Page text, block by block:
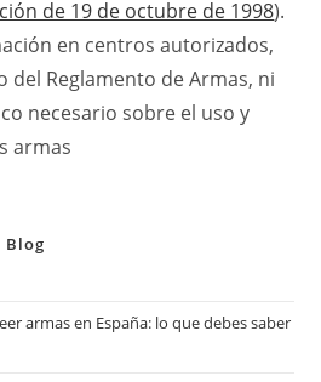
de 19 de octubre de 1998).
en centros autorizados,
del Reglamento de Armas, ni
necesario sobre el uso y
armas
Blog
armas en España: lo que debes saber